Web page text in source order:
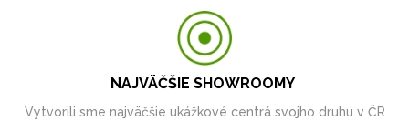
NAJVÄČŠIE SHOWROOMY
Vytvorili sme najväčšie ukážkové centrá svojho druhu v ČR